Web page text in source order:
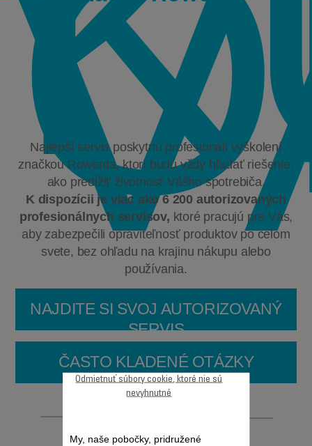
Najlepší servis poskytnú profesionáli vyškolení
značkou Rowenta, ktorí budú vždy hľadať riešenie,
ako predĺžiť životnosť Vášho spotrebiča.
K dispozícii je viac ako 6 200 autorizovaných
profesionálnych servisov, ktoré pracujú pre Vás,
aby zabezpečili opraviteľnosť produktov po celom
svete, bez ohľadu na krajinu nákupu alebo
používania.
NAJDITE SI SVOJ AUTORIZOVANÝ
SERVIS
ČASTO KLADENÉ OTÁZKY
My, naše pobočky, pridružené
Odmietnuť súbory cookie, ktoré nie sú
nevyhnutné